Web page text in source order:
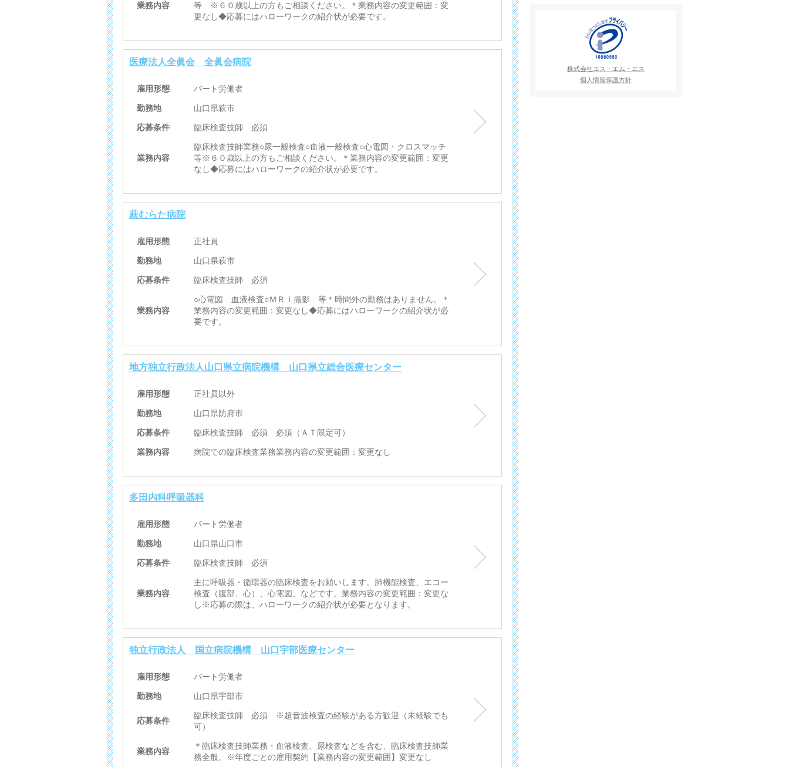
業務内容
等 ※６０歳以上の方もご相談ください。＊業務内容の変更範囲：変
更なし◆応募にはハローワークの紹介状が必要です。
医療法人全眞会 全眞会病院
雇用形態 パート労働者
勤務地 山口県萩市
応募条件 臨床検査技師 必須
業務内容
臨床検査技師業務○尿一般検査○血液一般検査○心電図・クロスマッチ
等※６０歳以上の方もご相談ください。＊業務内容の変更範囲：変更
なし◆応募にはハローワークの紹介状が必要です。
萩むらた病院
雇用形態 正社員
勤務地 山口県萩市
応募条件 臨床検査技師 必須
業務内容
○心電図 血液検査○ＭＲＩ撮影 等＊時間外の勤務はありません。＊
業務内容の変更範囲：変更なし◆応募にはハローワークの紹介状が必
要です。
地方独立行政法人山口県立病院機構 山口県立総合医療センター
雇用形態 正社員以外
勤務地 山口県防府市
応募条件 臨床検査技師 必須 必須（ＡＴ限定可）
業務内容 病院での臨床検査業務業務内容の変更範囲：変更なし
多田内科呼吸器科
雇用形態 パート労働者
勤務地 山口県山口市
応募条件 臨床検査技師 必須
業務内容
主に呼吸器・循環器の臨床検査をお願いします。肺機能検査、エコー
検査（腹部、心）、心電図、などです。業務内容の変更範囲：変更な
し※応募の際は、ハローワークの紹介状が必要となります。
独立行政法人 国立病院機構 山口宇部医療センター
雇用形態 パート労働者
勤務地 山口県宇部市
応募条件
臨床検査技師 必須 ※超音波検査の経験がある方歓迎（未経験でも
可）
業務内容
＊臨床検査技師業務・血液検査、尿検査などを含む、臨床検査技師業
務全般。※年度ごとの雇用契約【業務内容の変更範囲】変更なし
株式会社エス・エム・エス
個人情報保護方針